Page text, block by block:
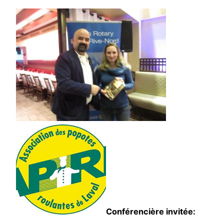
Conférencière invitée: